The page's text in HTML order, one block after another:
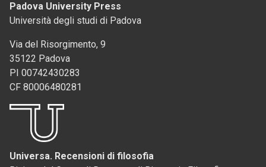
Padova University Press
Università degli studi di Padova
Via del Risorgimento, 9
35122 Padova
PI 00742430283
CF 80006480281
Universa. Recensioni di filosofia